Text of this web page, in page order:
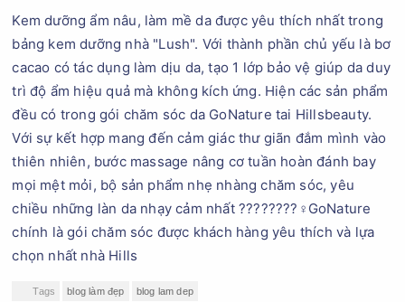
Kem dưỡng ẩm nâu, làm mề da được yêu thích nhất trong
bảng kem dưỡng nhà "Lush". Với thành phần chủ yếu là bơ
cacao có tác dụng làm dịu da, tạo 1 lớp bảo vệ giúp da duy
trì độ ẩm hiệu quả mà không kích ứng. Hiện các sản phẩm
đều có trong gói chăm sóc da GoNature tai Hillsbeauty.
Với sự kết hợp mang đến cảm giác thư giãn đắm mình vào
thiên nhiên, bước massage nâng cơ tuần hoàn đánh bay
mọi mệt mỏi, bộ sản phẩm nhẹ nhàng chăm sóc, yêu
chiều những làn da nhạy cảm nhất ????????‍♀️GoNature
chính là gói chăm sóc được khách hàng yêu thích và lựa
chọn nhất nhà Hills
Tags blog làm đẹp blog lam dep